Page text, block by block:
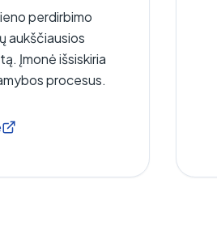
perdirbimo
aukščiausios
Įmonė išsiskiria
procesus.